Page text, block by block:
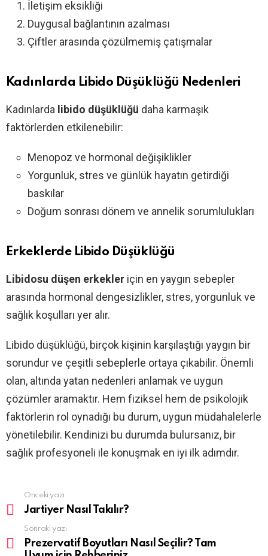
İletişim eksikliği
Duygusal bağlantının azalması
Çiftler arasında çözülmemiş çatışmalar
Kadınlarda Libido Düşüklüğü Nedenleri
Kadınlarda libido düşüklüğü daha karmaşık
faktörlerden etkilenebilir:
Menopoz ve hormonal değişiklikler
Yorgunluk, stres ve günlük hayatın getirdiği
baskılar
Doğum sonrası dönem ve annelik sorumlulukları
Erkeklerde Libido Düşüklüğü
Libidosu düşen erkekler için en yaygın sebepler
arasında hormonal dengesizlikler, stres, yorgunluk ve
sağlık koşulları yer alır.
Libido düşüklüğü, birçok kişinin karşılaştığı yaygın bir
sorundur ve çeşitli sebeplerle ortaya çıkabilir. Önemli
olan, altında yatan nedenleri anlamak ve uygun
çözümler aramaktır. Hem fiziksel hem de psikolojik
faktörlerin rol oynadığı bu durum, uygun müdahalelerle
yönetilebilir. Kendinizi bu durumda bulursanız, bir
sağlık profesyoneli ile konuşmak en iyi ilk adımdır.
more
Önceki yazı
Jartiyer Nasıl Takılır?
Sonraki yazı
Prezervatif Boyutları Nasıl Seçilir? Tam